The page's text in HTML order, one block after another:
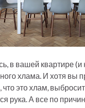
в вашей квартире (и
хлама. И хотя вы
это хлам,
рука. А все по